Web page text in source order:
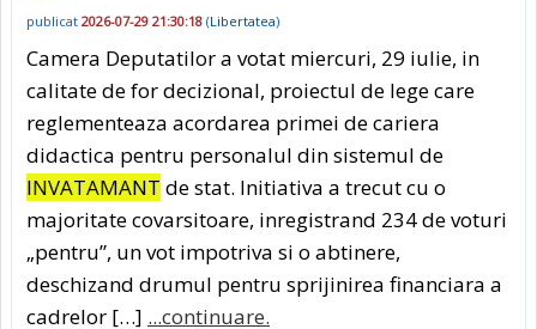
publicat 2026-07-29 21:30:18 (Libertatea)
Camera Deputatilor a votat miercuri, 29 iulie, in
calitate de for decizional, proiectul de lege care
reglementeaza acordarea primei de cariera
didactica pentru personalul din sistemul de
INVATAMANT de stat. Initiativa a trecut cu o
majoritate covarsitoare, inregistrand 234 de voturi
„pentru”, un vot impotriva si o abtinere,
deschizand drumul pentru sprijinirea financiara a
cadrelor […] ...continuare.